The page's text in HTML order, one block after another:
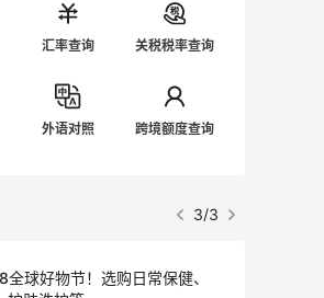
汇率查询 关税税率查询
外语对照 跨境额度查询
3/3
球好物节！选购日常保健、